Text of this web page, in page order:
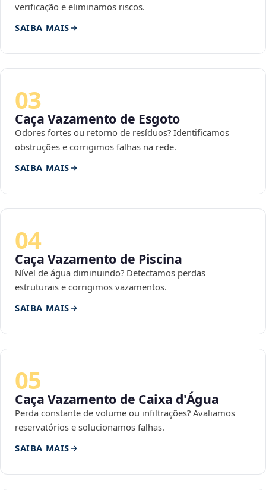
verificação e eliminamos riscos.
SAIBA MAIS
03
Caça Vazamento de Esgoto
Odores fortes ou retorno de resíduos? Identificamos
obstruções e corrigimos falhas na rede.
SAIBA MAIS
04
Caça Vazamento de Piscina
Nível de água diminuindo? Detectamos perdas
estruturais e corrigimos vazamentos.
SAIBA MAIS
05
Caça Vazamento de Caixa d'Água
Perda constante de volume ou infiltrações? Avaliamos
reservatórios e solucionamos falhas.
SAIBA MAIS